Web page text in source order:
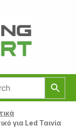
για Led Ταινία